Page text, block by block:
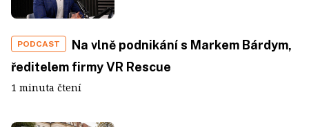
PODCAST
Na vlně podnikání s Markem Bárdym,
ředitelem firmy VR Rescue
1 minuta čtení